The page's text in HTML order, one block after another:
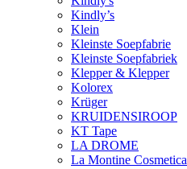
Kindly’s
Klein
Kleinste Soepfabrie
Kleinste Soepfabriek
Klepper & Klepper
Kolorex
Krüger
KRUIDENSIROOP
KT Tape
LA DROME
La Montine Cosmetica